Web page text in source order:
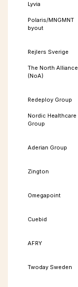
Lyvia
Polaris/MNGMNT
byout
Rejlers Sverige
The North Alliance
(NoA)
Redeploy Group
Nordic Healthcare
Group
Aderian Group
Zington
Omegapoint
Cuebid
AFRY
Twoday Sweden